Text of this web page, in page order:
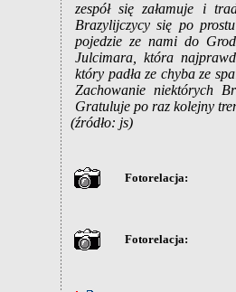
zespół się załamuje i
Brazylijczycy się po
pojedzie ze nami do
Julcimara, która
który padła ze chyba ze
Zachowanie niektórych
Gratuluje po raz kolejny
(źródło: js)
Fotorelacja:
Fotorelacja: